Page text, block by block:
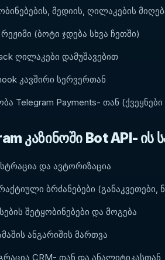
მედიის, ღილაკების
რეჟიმი (ბოტი ჯდება სხვა ჩეთში)
ღილაკები დამუშავებით
კავშირი სერვერთან
Telegram Payments- თან
კაზინოში Bot API-
და ავტორიზაცია
ბრძანებები (განაკვეთები,
შეტყობინებები და მოგება
ანგარიშის მართვა
CRM- თან და ანალიტიკასთან